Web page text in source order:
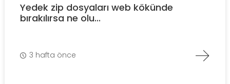
Yedek zip dosyaları web kökünde
bırakılırsa ne olu...
3 hafta önce